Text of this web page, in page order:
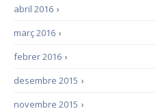
›
abril 2016
›
març 2016
›
febrer 2016
›
desembre 2015
›
novembre 2015